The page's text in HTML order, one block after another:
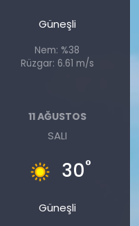
Güneşli
Nem: %38
Rüzgar: 6.61 m/s
11 AĞUSTOS
SALI
30°
Güneşli